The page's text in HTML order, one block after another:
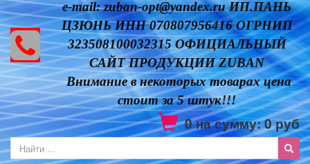
e-mail: zuban-opt@yandex.ru ИП.ПАНЬ
ЦЗЮНЬ ИНН 070807956416 ОГРНИП
323508100032315 ОФИЦИАЛЬНЫЙ
САЙТ ПРОДУКЦИИ ZUBAN
Внимание в некоторых товарах цена
стоит за 5 штук!!!
0на сумму:0руб